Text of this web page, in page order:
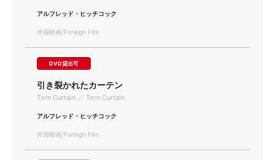
アルフレッド・ヒッチコック
外国映画/Foreign Film
DVD貸出可
引き裂かれたカーテン
Torn Curtain ／ Torn Curtain
アルフレッド・ヒッチコック
外国映画/Foreign Film